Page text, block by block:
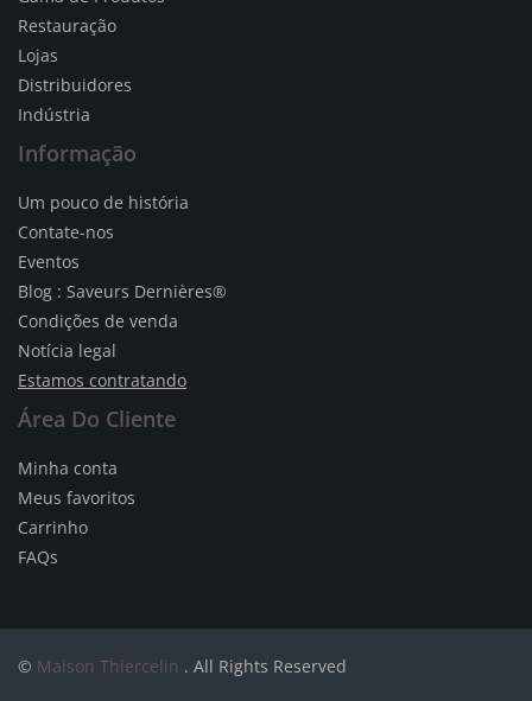
Restauração
Lojas
Distribuidores
Indústria
Informação
Um pouco de história
Contate-nos
Eventos
Blog : Saveurs Dernières®
Condições de venda
Notícia legal
Estamos contratando
Área Do Cliente
Minha conta
Meus favoritos
Carrinho
FAQs
© Maison Thiercelin . All Rights Reserved